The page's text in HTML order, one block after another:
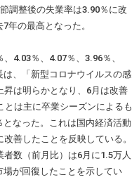
調整後の失業率は3.90％に改
年の最高となった。
4.03％、4.07％、3.96％、
、「新型コロナウイルスの感
は明らかとなり、6月は改善
とは主に卒業シーズンによるも
なった。これは国内経済活動
善したことを反映している。
数（前月比）は6月に1.5万人
が回復したことを示してい